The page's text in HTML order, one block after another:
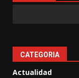
CATEGORIA
Actualidad